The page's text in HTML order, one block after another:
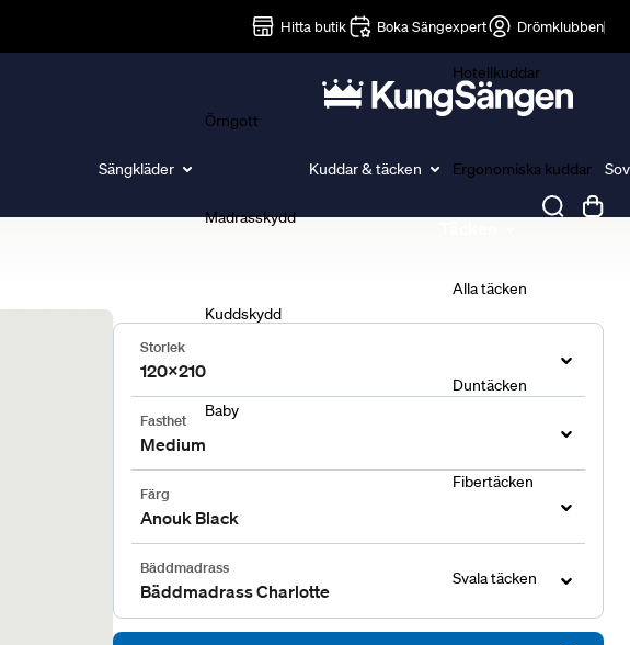
Hitta butik Boka Sängexpert Drömklubben
Sängkläder
Örngott
Madrasskydd
Kuddskydd
Baby
Kuddar & täcken
Hotellkuddar
Ergonomiska kuddar
Alla täcken
Duntäcken
Fibertäcken
Svala täcken
Storlek
120x210
Fasthet
Medium
Färg
Anouk Black
Bäddmadrass
Bäddmadrass Charlotte